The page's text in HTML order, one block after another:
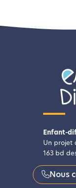
Enfant-
Un projet
163 bd
Nous